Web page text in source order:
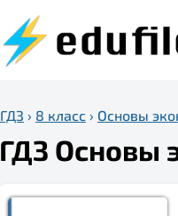
ГДЗ › 8 класс › Основы
ГДЗ Основы